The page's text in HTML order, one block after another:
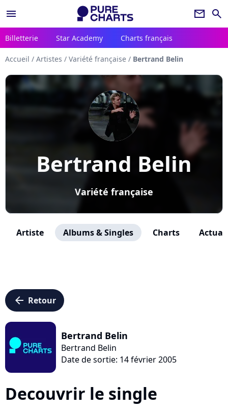
menu newsletter search
Billetterie Star Academy Charts français
Accueil / Artistes / Variété française / Bertrand Belin
Bertrand Belin
Variété française
Artiste Albums & Singles Charts
arrow_left Retour
Bertrand Belin
Bertrand Belin
Date de sortie: 14 février 2005
Decouvrir le single